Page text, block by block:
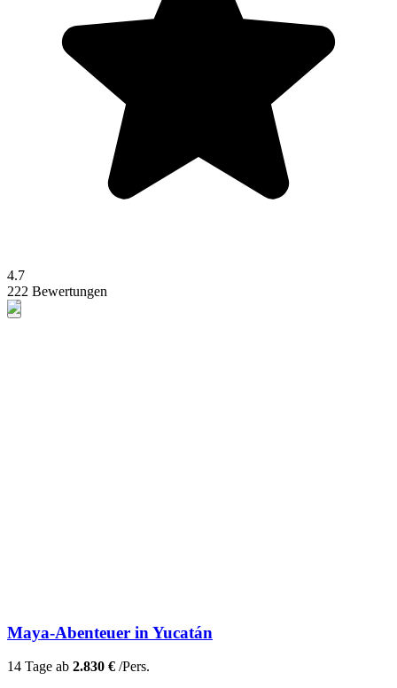
4.7
222 Bewertungen
Maya-Abenteuer in Yucatán
14 Tage ab 2.830 € /Pers.